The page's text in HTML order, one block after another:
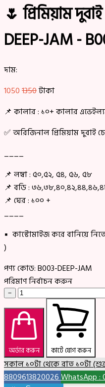
🌷 প্রিমিয়াম
DEEP-JAM -
দাম:
10501350টাকা
📌 কালার : ১০+ কালার
✅ অরিজিনাল প্রিমিয়াম দুবাই
____
📌 লম্বা : ৫০,৫২, ৫৪, ৫৬, ৫৮
📌 বডি :
📌 ঘের : ১০০ +
____
▪ কাস্টোমাইজ করে বানিয়ে
)
পণ্য কোড:B003-DEEP-JAM
পরিমাণ নির্বাচন করুন
−
অর্ডার করুন কার্টে যোগ করুন
সকাল ১০টা থেকে রাত ১০টা
8809613820026WhatsApp :